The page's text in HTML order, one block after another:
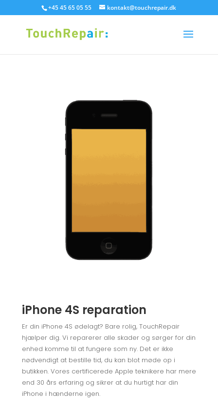
+45 45 65 05 55 kontakt@touchrepair.dk
iPhone 4S reparation
Er din iPhone 4S ødelagt? Bare rolig, TouchRepair
hjælper dig. Vi reparerer alle skader og sørger for din
enhed komme til at fungere som ny. Det er ikke
nødvendigt at bestille tid, du kan blot møde op i
butikken. Vores certificerede Apple teknikere har mere
end 30 års erfaring og sikrer at du hurtigt har din
iPhone i hænderne igen.